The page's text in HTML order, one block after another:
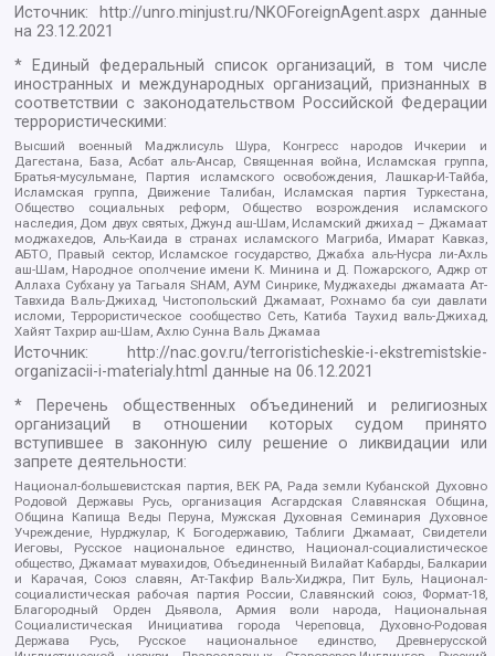
Источник: http://unro.minjust.ru/NKOForeignAgent.aspxданные
на23.12.2021
* Единый федеральный список организаций, в том числе
иностранных и международных организаций, признанных в
соответствии с законодательством Российской Федерации
террористическими:
Высший военный Маджлисуль Шура, Конгресс народов Ичкерии и
Дагестана, База, Асбат аль-Ансар, Священная война, Исламская группа,
Братья-мусульмане, Партия исламского освобождения, Лашкар-И-Тайба,
Исламская группа, Движение Талибан, Исламская партия Туркестана,
Общество социальных реформ, Общество возрождения исламского
наследия, Дом двух святых, Джунд аш-Шам, Исламский джихад – Джамаат
моджахедов, Аль-Каида в странах исламского Магриба, Имарат Кавказ,
АБТО, Правый сектор, Исламское государство, Джабха аль-Нусра ли-Ахль
аш-Шам, Народное ополчение имени К. Минина и Д. Пожарского, Аджр от
Аллаха Субхану уа Тагьаля SHAM, АУМ Синрике, Муджахеды джамаата Ат-
Тавхида Валь-Джихад, Чистопольский Джамаат, Рохнамо ба суи давлати
исломи, Террористическое сообщество Сеть, Катиба Таухид валь-Джихад,
Хайят Тахрир аш-Шам, Ахлю Сунна Валь Джамаа
Источник:
http://nac.gov.ru/terroristicheskie-i-ekstremistskie-
organizacii-i-materialy.html данные на06.12.2021
* Перечень общественных объединений и религиозных
организаций в отношении которых судом принято
вступившее в законную силу решение о ликвидации или
запрете деятельности:
Национал-большевистская партия, ВЕК РА, Рада земли Кубанской Духовно
Родовой Державы Русь, организация Асгардская Славянская Община,
Община Капища Веды Перуна, Мужская Духовная Семинария Духовное
Учреждение, Нурджулар, К Богодержавию, Таблиги Джамаат, Свидетели
Иеговы, Русское национальное единство, Национал-социалистическое
общество, Джамаат мувахидов, Объединенный Вилайат Кабарды, Балкарии
и Карачая, Союз славян, Ат-Такфир Валь-Хиджра, Пит Буль, Национал-
социалистическая рабочая партия России, Славянский союз, Формат-18,
Благородный Орден Дьявола, Армия воли народа, Национальная
Социалистическая Инициатива города Череповца, Духовно-Родовая
Держава Русь, Русское национальное единство, Древнерусской